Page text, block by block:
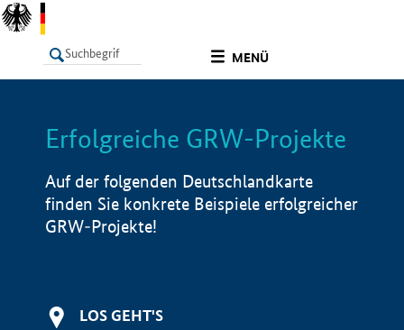
MENÜ
LISTE Info
Erfolgreiche GRW-Projekte
Auf der folgenden Deutschlandkarte
finden Sie konkrete Beispiele erfolgreicher
GRW-Projekte!
LOS GEHT'S